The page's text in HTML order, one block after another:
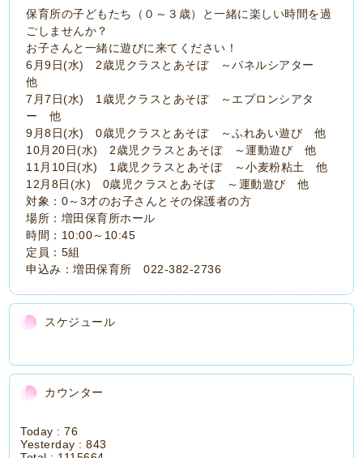
保育所の子どもたち（０～３歳）と一緒に楽しい時間を過
ごしませんか？
お子さんと一緒に遊びに来てください！
6月9日(水) 2歳児クラスとあそぼ ～パネルシアター
他
7月7日(水) 1歳児クラスとあそぼ ～エプロンシアタ
ー 他
9月8日(水) 0歳児クラスとあそぼ ～ふれあい遊び 他
10月20日(水) 2歳児クラスとあそぼ ～運動遊び 他
11月10日(水) 1歳児クラスとあそぼ ～小麦粉粘土 他
12月8日(水) 0歳児クラスとあそぼ ～運動遊び 他
対象：0～3才のお子さんとその保護者の方
場所：増田保育所ホール
時間：10:00～10:45
定員：5組
申込み：増田保育所 022-382-2736
スケジュール
カウンター
Today :76
Yesterday :843